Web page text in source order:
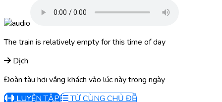
The train is relatively empty for this time of day
Dịch
Đoàn tàu hơi vắng khách vào lúc này trong ngày
LUYỆN TẬP
TỪ CÙNG CHỦ ĐỀ